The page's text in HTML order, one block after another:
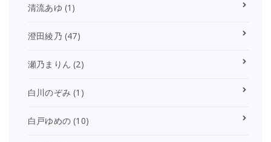
清流あゆ (1)
澄田綾乃 (47)
瀬乃まりん (2)
白川のぞみ (1)
白戸ゆめの (10)